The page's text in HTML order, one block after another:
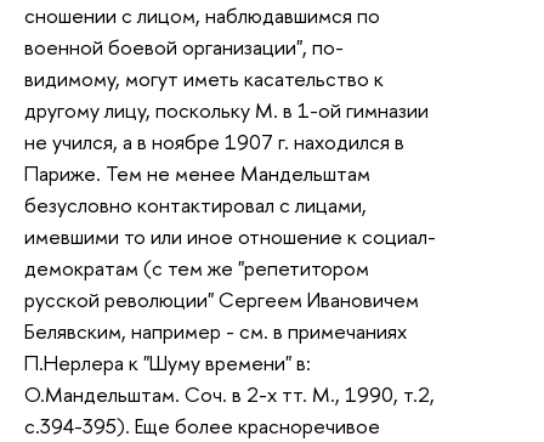
сношении с лицом, наблюдавшимся по
военной боевой организации", по-
видимому, могут иметь касательство к
другому лицу, поскольку М. в 1-ой гимназии
не учился, а в ноябре 1907 г. находился в
Париже. Тем не менее Мандельштам
безусловно контактировал с лицами,
имевшими то или иное отношение к социал-
демократам (с тем же "репетитором
русской революции" Сергеем Ивановичем
Белявским, например - см. в примечаниях
П.Нерлера к "Шуму времени" в:
О.Мандельштам. Соч. в 2-х тт. М., 1990, т.2,
с.394-395). Еще более красноречивое